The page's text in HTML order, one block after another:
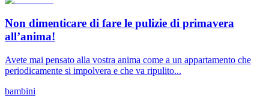
Non dimenticare di fare le pulizie di primavera
all’anima!
Avete mai pensato alla vostra anima come a un appartamento che
periodicamente si impolvera e che va ripulito...
bambini